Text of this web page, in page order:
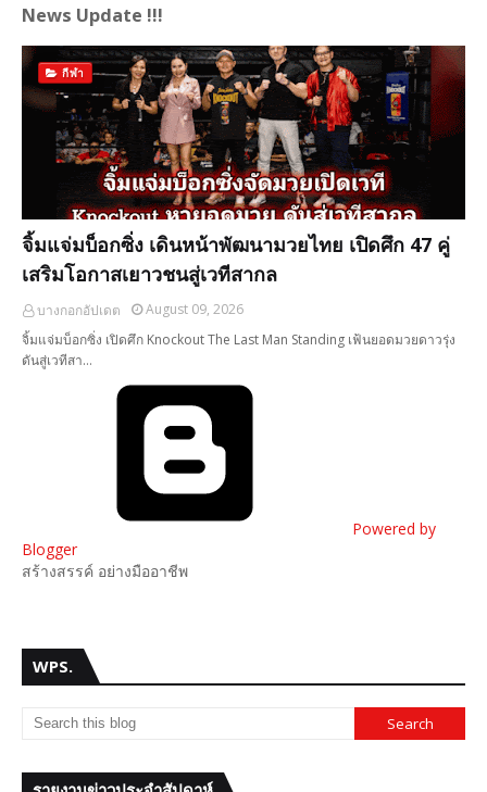
News Update !!!
กีฬา
จิ้มแจ่มบ็อกซิ่ง เดินหน้าพัฒนามวยไทย เปิดศึก 47 คู่
เสริมโอกาสเยาวชนสู่เวทีสากล
บางกอกอัปเดต
August 09, 2026
จิ้มแจ่มบ็อกซิ่ง เปิดศึก Knockout The Last Man Standing เฟ้นยอดมวยดาวรุ่ง
ดันสู่เวทีสา…
Powered by
Blogger
สร้างสรรค์ อย่างมืออาชีพ
WPS.